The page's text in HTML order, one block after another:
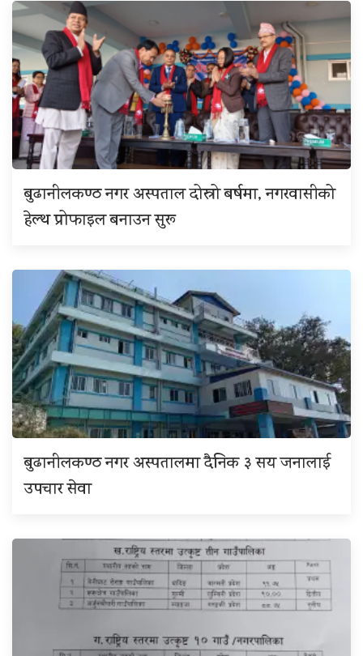
बुढानीलकण्ठ नगर अस्पताल दोस्रो बर्षमा, नगरवासीको
हेल्थ प्रोफाइल बनाउन सुरू
बुढानीलकण्ठ नगर अस्पतालमा दैनिक ३ सय जनालाई
उपचार सेवा